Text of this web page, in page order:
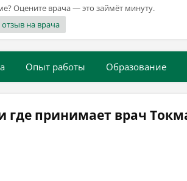
Оцените врача — это займёт минуту.
на врача
Опыт работы Образование
где принимает врач